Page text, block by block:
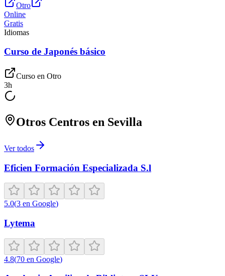
Otro
Online
Gratis
Idiomas
Curso de Japonés básico
Curso en Otro
3h
Otros Centros en Sevilla
Ver todos
Eficien Formación Especializada S.l
5.0(3 en Google)
Lytema
4.8(70 en Google)